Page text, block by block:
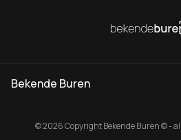
Bekende Buren
© 2026 Copyright Bekende Buren © -